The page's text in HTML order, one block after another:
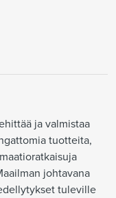
ja valmistaa
tuotteita,
johtavana
tuleville